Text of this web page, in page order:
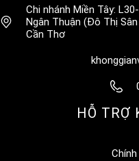
Chi nhánh Miền Tây:
Ngân Thuận (Đô Thị Sân
Cần Thơ
HỖ TRỢ